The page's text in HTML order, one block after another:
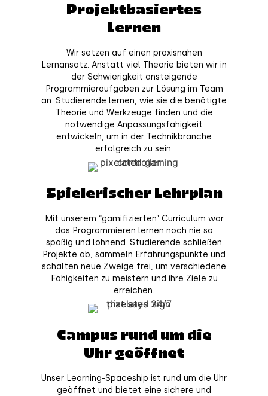
Projektbasiertes
Lernen
Wir setzen auf einen praxisnahen
Lernansatz. Anstatt viel Theorie bieten wir in
der Schwierigkeit ansteigende
Programmieraufgaben zur Lösung im Team
an. Studierende lernen, wie sie die benötigte
Theorie und Werkzeuge finden und die
notwendige Anpassungsfähigkeit
entwickeln, um in der Technikbranche
erfolgreich zu sein.
Spielerischer Lehrplan
Mit unserem “gamifizierten” Curriculum war
das Programmieren lernen noch nie so
spaßig und lohnend. Studierende schließen
Projekte ab, sammeln Erfahrungspunkte und
schalten neue Zweige frei, um verschiedene
Fähigkeiten zu meistern und ihre Ziele zu
erreichen.
Campus rund um die
Uhr geöffnet
Unser Learning-Spaceship ist rund um die Uhr
geöffnet und bietet eine sichere und